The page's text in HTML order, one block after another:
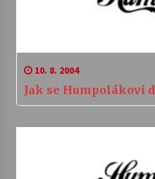
10. 8. 2004
Jak se Humpolákovi